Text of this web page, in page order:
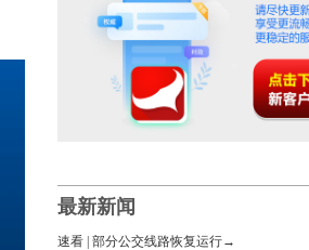
最新新闻
速看 | 部分公交线路恢复运行→